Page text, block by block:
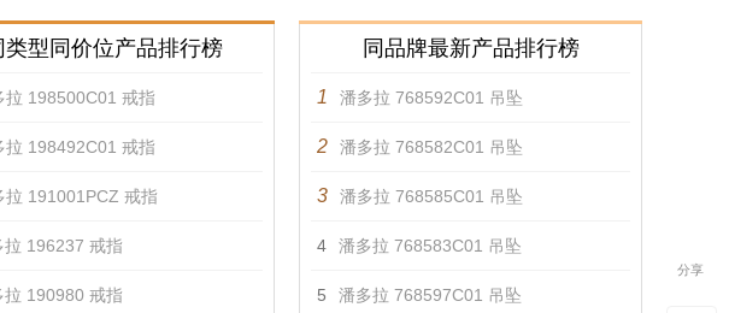
类型同价位产品排行榜
拉 198500C01 戒指
拉 198492C01 戒指
拉 191001PCZ 戒指
拉 196237 戒指
拉 190980 戒指
同品牌最新产品排行榜
1 潘多拉 768592C01 吊坠
2 潘多拉 768582C01 吊坠
3 潘多拉 768585C01 吊坠
4 潘多拉 768583C01 吊坠
5 潘多拉 768597C01 吊坠
分享